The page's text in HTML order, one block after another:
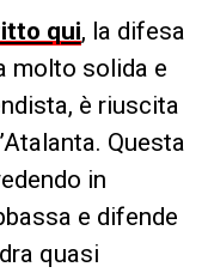
qui, la difesa
molto solida e
è riuscita
Questa
in
e difende
quasi